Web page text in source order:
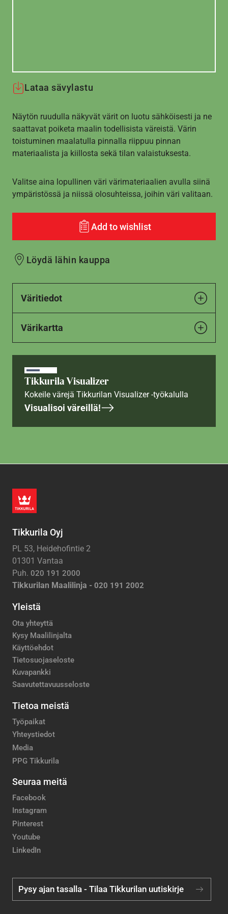
Lataa sävylastu
Näytön ruudulla näkyvät värit on luotu sähköisesti ja ne
saattavat poiketa maalin todellisista väreistä. Värin
toistuminen maalatulla pinnalla riippuu pinnan
materiaalista ja kiillosta sekä tilan valaistuksesta.
Valitse aina lopullinen väri värimateriaalien avulla siinä
ympäristössä ja niissä olosuhteissa, joihin väri valitaan.
Add to wishlist
Löydä lähin kauppa
Väritiedot
Värikartta
Tikkurila Visualizer
Kokeile värejä Tikkurilan Visualizer -työkalulla
Visualisoi väreillä!
Tikkurila Oyj
PL 53, Heidehofintie 2
01301 Vantaa
Puh. 020 191 2000
Tikkurilan Maalilinja - 020 191 2002
Yleistä
Ota yhteyttä
Kysy Maalilinjalta
Käyttöehdot
Tietosuojaseloste
Kuvapankki
Saavutettavuusseloste
Tietoa meistä
Työpaikat
Yhteystiedot
Media
PPG Tikkurila
Seuraa meitä
Facebook
Instagram
Pinterest
Youtube
LinkedIn
Pysy ajan tasalla - Tilaa Tikkurilan uutiskirje